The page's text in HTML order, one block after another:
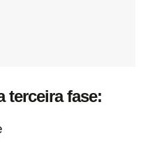
terceira fase: